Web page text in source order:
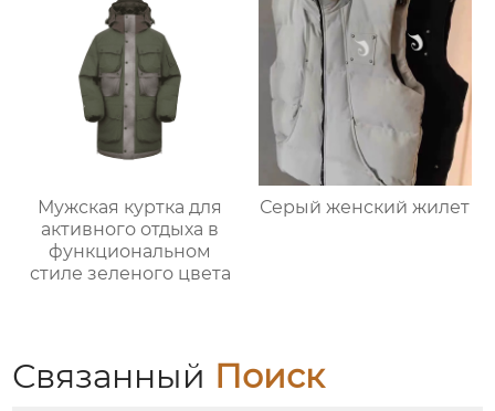
Мужская куртка для
активного отдыха в
функциональном
стиле зеленого цвета
Серый женский жилет
Связанный Поиск